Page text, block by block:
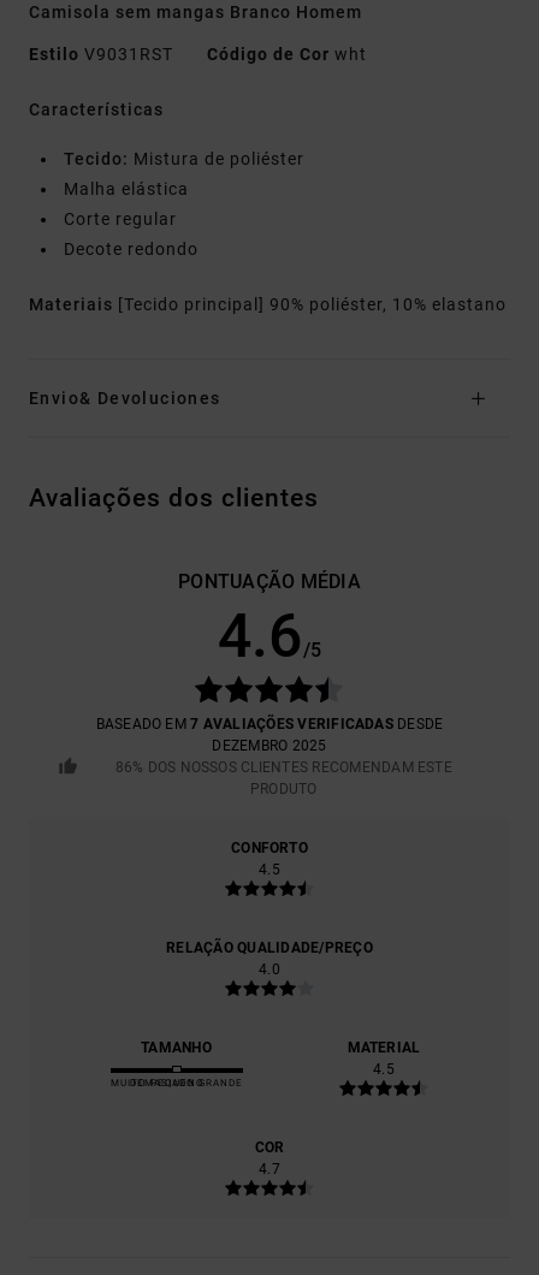
Camisola sem mangas Branco Homem
Estilo V9031RST Código de Cor wht
Características
Tecido: Mistura de poliéster
Malha elástica
Corte regular
Decote redondo
Materiais [Tecido principal] 90% poliéster, 10% elastano
Envio& Devoluciones
Avaliações dos clientes
PONTUAÇÃO MÉDIA
4.6/5
BASEADO EM7 AVALIAÇÕES VERIFICADASDESDE
DEZEMBRO 2025
86% DOS NOSSOS CLIENTES RECOMENDAM ESTE
PRODUTO
CONFORTO
4.5
RELAÇÃO QUALIDADE/PREÇO
4.0
TAMANHO
MUITO PEQUENO
DEMASIADO GRANDE
MATERIAL
4.5
COR
4.7